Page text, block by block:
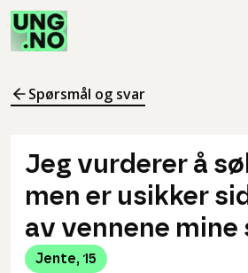
Spørsmål og svar
Jeg vurderer å
men er usikker
av vennene mine
Jente, 15